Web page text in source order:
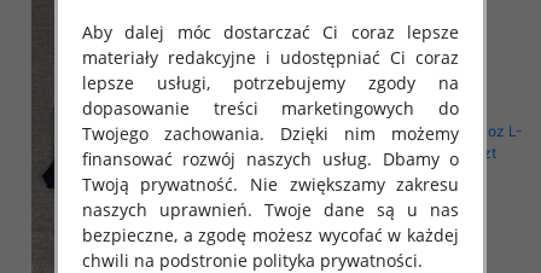
Aby dalej móc dostarczać Ci coraz lepsze
materiały redakcyjne i udostępniać Ci coraz
lepsze usługi, potrzebujemy zgody na
dopasowanie treści marketingowych do
Twojego zachowania. Dzięki nim możemy
finansować rozwój naszych usług. Dbamy o
Twoją prywatność. Nie zwiększamy zakresu
naszych uprawnień. Twoje dane są u nas
bezpieczne, a zgodę możesz wycofać w każdej
chwili na podstronie polityka prywatności.